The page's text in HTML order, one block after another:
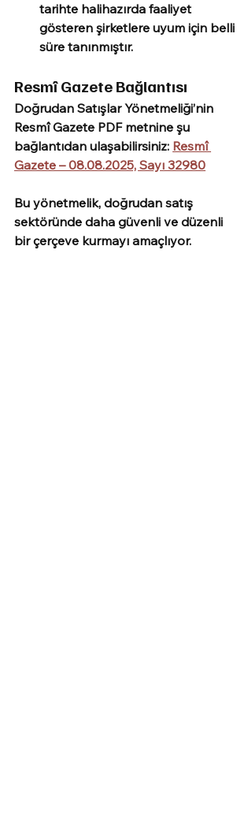
tarihte halihazırda faaliyet
gösteren şirketlere uyum için belli
süre tanınmıştır.
Resmî Gazete Bağlantısı
Doğrudan Satışlar Yönetmeliği’nin
Resmî Gazete PDF metnine şu
bağlantıdan ulaşabilirsiniz: Resmî
Gazete – 08.08.2025, Sayı 32980
Bu yönetmelik, doğrudan satış
sektöründe daha güvenli ve düzenli
bir çerçeve kurmayı amaçlıyor.